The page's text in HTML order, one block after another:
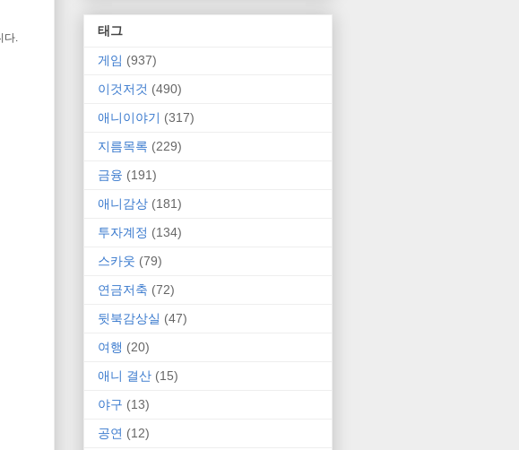
다. 태그
게임 (937)
이것저것 (490)
애니이야기 (317)
지름목록 (229)
금융 (191)
애니감상 (181)
투자계정 (134)
스카웃 (79)
연금저축 (72)
뒷북감상실 (47)
여행 (20)
애니 결산 (15)
야구 (13)
공연 (12)